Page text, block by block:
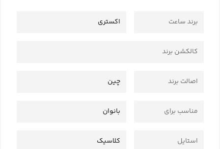
برند ساعت اکستری
کالکشن برند
اصالت برند چین
مناسب برای بانوان
استایل کلاسیک